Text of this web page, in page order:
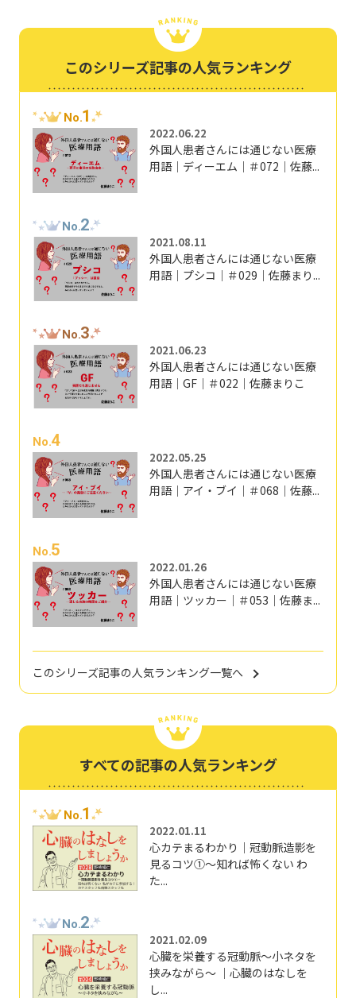
このシリーズ記事の人気ランキング
No.1
2022.06.22
外国人患者さんには通じない医療
用語｜ディーエム｜＃072｜佐藤...
No.2
2021.08.11
外国人患者さんには通じない医療
用語｜プシコ｜＃029｜佐藤まり...
No.3
2021.06.23
外国人患者さんには通じない医療
用語｜GF｜＃022｜佐藤まりこ
No.4
2022.05.25
外国人患者さんには通じない医療
用語｜アイ・ブイ｜＃068｜佐藤...
No.5
2022.01.26
外国人患者さんには通じない医療
用語｜ツッカー｜＃053｜佐藤ま...
このシリーズ記事の人気ランキング一覧へ
すべての記事の人気ランキング
No.1
2022.01.11
心カテまるわかり｜冠動脈造影を
見るコツ①～知れば怖くない わ
た...
No.2
2021.02.09
心臓を栄養する冠動脈～小ネタを
挟みながら～ ｜心臓のはなしを
し...